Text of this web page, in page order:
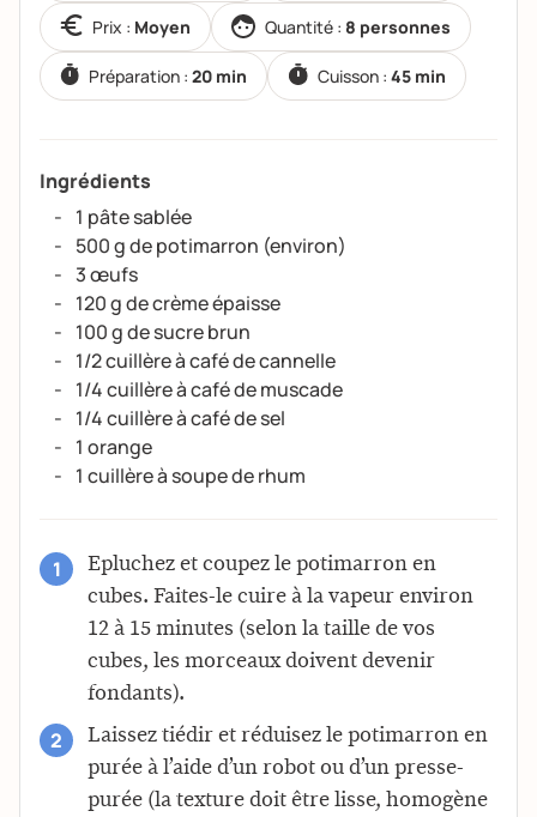
Prix : Moyen Quantité : 8 personnes
Préparation :20 min Cuisson : 45 min
Ingrédients
1 pâte sablée
500 g de potimarron (environ)
3 œufs
120 g de crème épaisse
100 g de sucre brun
1/2 cuillère à café de cannelle
1/4 cuillère à café de muscade
1/4 cuillère à café de sel
1 orange
1 cuillère à soupe de rhum
Epluchez et coupez le potimarron en
cubes. Faites-le cuire à la vapeur environ
12 à 15 minutes (selon la taille de vos
cubes, les morceaux doivent devenir
fondants).
Laissez tiédir et réduisez le potimarron en
purée à l’aide d’un robot ou d’un presse-
purée (la texture doit être lisse, homogène